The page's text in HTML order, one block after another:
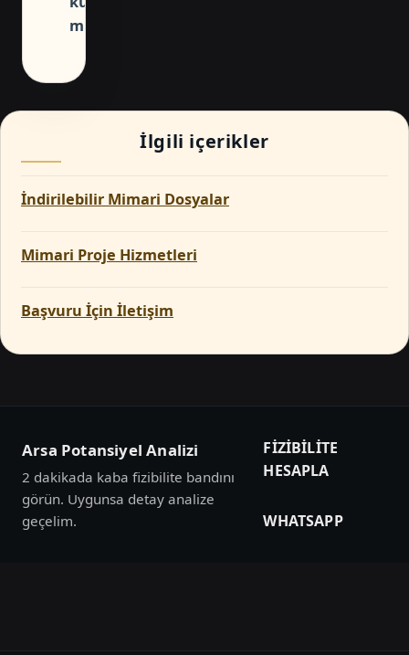
mi?
İlgili içerikler
İndirilebilir Mimari Dosyalar
Mimari Proje Hizmetleri
Başvuru İçin İletişim
Arsa Potansiyel Analizi
2 dakikada kaba fizibilite bandını
görün. Uygunsa detay analize
geçelim.
FIZIBILITE
HESAPLA
WHATSAPP